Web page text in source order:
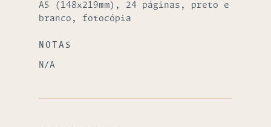
A5 (148x219mm), 24 páginas, preto e
branco, fotocópia
NOTAS
N/A